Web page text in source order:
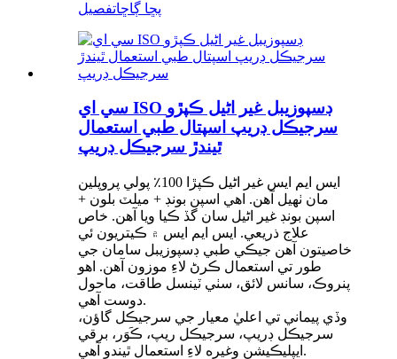
پڇا ڳاڇاتفصيل
سي اي ISO ڊسپوزيبل غير اڻيل ڪپڙو
سرجيڪل ڊريپ اسپتال طبي استعمال
ٿيندڙ سرجيڪل ڊريپ
ايس ايم ايس غير اڻيل ڪپڙا 100٪ پولي پروپلين
مان ٺهيل آهن. اهي اسپن بونڊ + ميلٽ بلون +
اسپن بونڊ غير اڻيل سان گڏ ڪيا ويا آهن. خاص
علاج ذريعي. ايس ايم ايس ۾ ڪيتريون ئي
خاصيتون آهن جيڪي طبي ڊسپوزيبل سامان جي
طور تي استعمال ڪرڻ لاءِ موزون آهن. اهو
پنروڪ، سانس لائق، سٺي ٽينسل طاقت، ماحول
دوست آهي.
وڏي پيماني تي اعليٰ معيار جي سرجيڪل گاؤن،
سرجيڪل ڊريپ، سرجيڪل ريپ، ڪَوَر، برقي
ايپليڪيشن وغيره لاءِ استعمال ٿيندو آهي.